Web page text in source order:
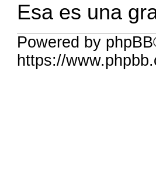
Esa es una
Powered by
https://